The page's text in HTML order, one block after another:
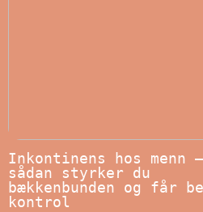
Inkontinens hos menn –
sådan styrker du
bækkenbunden og får
kontrol